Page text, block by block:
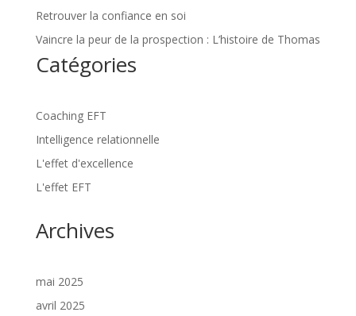
Retrouver la confiance en soi
Vaincre la peur de la prospection : L’histoire de Thomas
Catégories
Coaching EFT
Intelligence relationnelle
L'effet d'excellence
L'effet EFT
Archives
mai 2025
avril 2025